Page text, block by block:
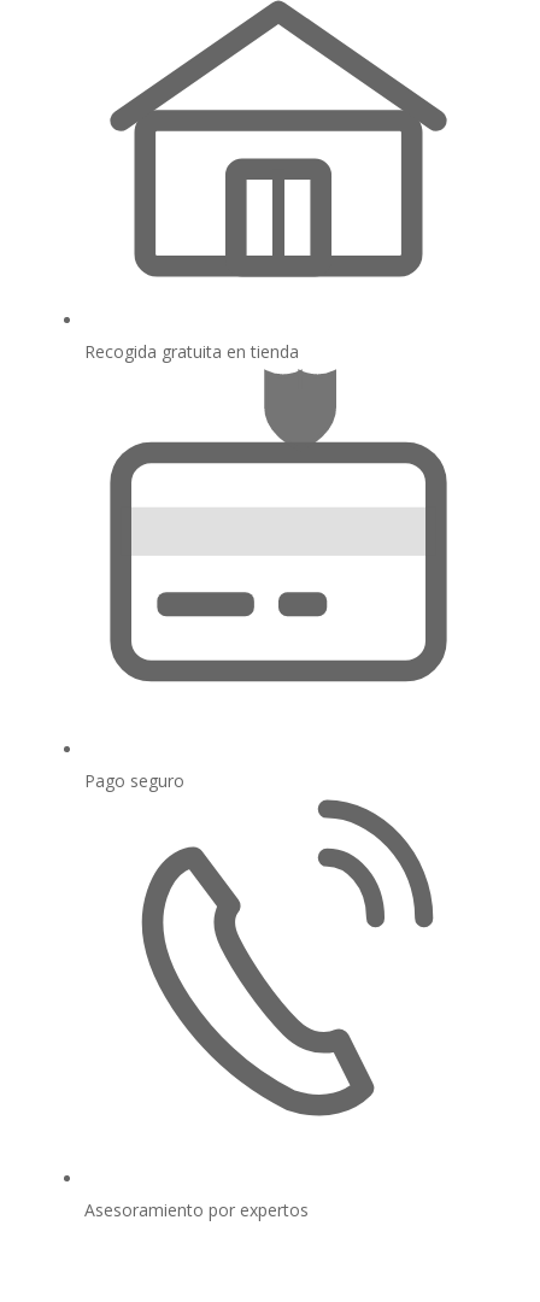
Recogida gratuita en tienda
Pago seguro
Asesoramiento por expertos